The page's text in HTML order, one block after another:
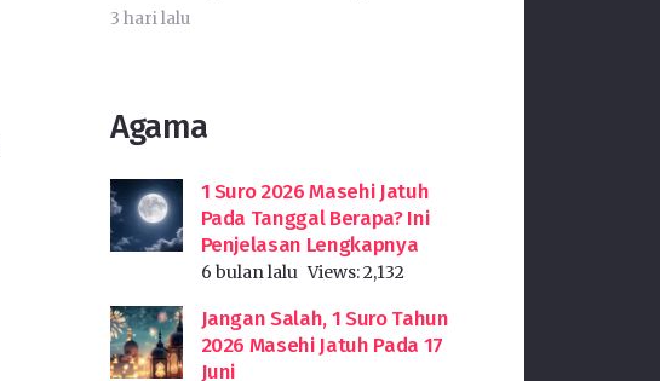
3 hari lalu
Agama
1 Suro 2026 Masehi Jatuh
Pada Tanggal Berapa? Ini
Penjelasan Lengkapnya
6 bulan lalu Views:2,132
Jangan Salah, 1 Suro Tahun
2026 Masehi Jatuh Pada 17
Juni